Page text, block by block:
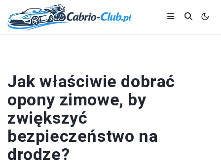
Jak właściwie dobrać
opony zimowe, by
zwiększyć
bezpieczeństwo na
drodze?